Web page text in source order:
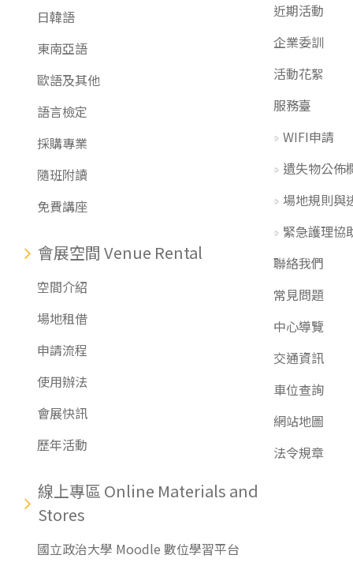
日韓語
東南亞語
歐語及其他
語言檢定
採購專業
隨班附讀
免費講座
會展空間 Venue Rental
空間介紹
場地租借
申請流程
使用辦法
會展快訊
歷年活動
線上專區 Online Materials and
Stores
國立政治大學 Moodle 數位學習平台
近期活動
企業委訓
活動花絮
服務臺
WIFI申請
遺失物公佈
場地規則與
緊急護理協
聯絡我們
常見問題
中心導覽
交通資訊
車位查詢
網站地圖
法令規章